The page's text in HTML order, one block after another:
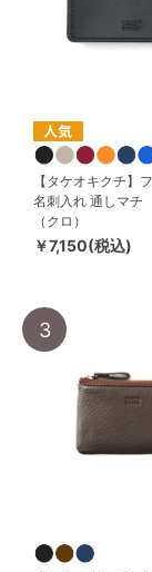
【タケオキクチ】
名刺入れ 通しマチ
（クロ）
￥7,150(税込)
3